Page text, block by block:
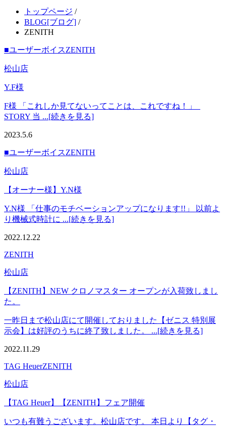
トップページ /
BLOG[ブログ] /
ZENITH
■ユーザーボイスZENITH
松山店
Y.F様
F様 「これしか見てないってことは、これですね！」
STORY 当 ...[続きを見る]
2023.5.6
■ユーザーボイスZENITH
松山店
【オーナー様】Y.N様
Y.N様 「仕事のモチベーションアップになります!!」 以前よ
り機械式時計に ...[続きを見る]
2022.12.22
ZENITH
松山店
【ZENITH】NEW クロノマスター オープンが入荷致しまし
た。
一昨日まで松山店にて開催しておりました【ゼニス 特別展
示会】は好評のうちに終了致しました。 ...[続きを見る]
2022.11.29
TAG HeuerZENITH
松山店
【TAG Heuer】【ZENITH】フェア開催
いつも有難うございます。松山店です。 本日より【タグ・